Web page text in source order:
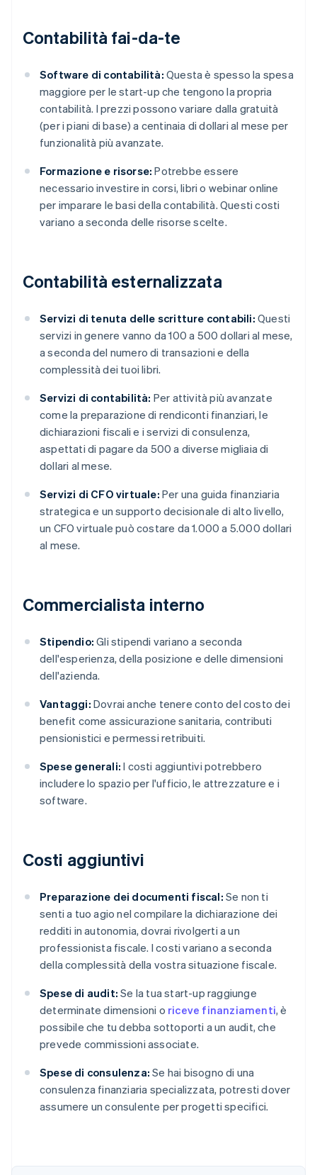
Contabilità fai-da-te
Software di contabilità: Questa è spesso la spesa
maggiore per le start-up che tengono la propria
contabilità. I prezzi possono variare dalla gratuità
(per i piani di base) a centinaia di dollari al mese per
funzionalità più avanzate.
Formazione e risorse: Potrebbe essere
necessario investire in corsi, libri o webinar online
per imparare le basi della contabilità. Questi costi
variano a seconda delle risorse scelte.
Contabilità esternalizzata
Servizi di tenuta delle scritture contabili: Questi
servizi in genere vanno da 100 a 500 dollari al mese,
a seconda del numero di transazioni e della
complessità dei tuoi libri.
Servizi di contabilità: Per attività più avanzate
come la preparazione di rendiconti finanziari, le
dichiarazioni fiscali e i servizi di consulenza,
aspettati di pagare da 500 a diverse migliaia di
dollari al mese.
Servizi di CFO virtuale: Per una guida finanziaria
strategica e un supporto decisionale di alto livello,
un CFO virtuale può costare da 1.000 a 5.000 dollari
al mese.
Commercialista interno
Stipendio: Gli stipendi variano a seconda
dell'esperienza, della posizione e delle dimensioni
dell'azienda.
Vantaggi: Dovrai anche tenere conto del costo dei
benefit come assicurazione sanitaria, contributi
pensionistici e permessi retribuiti.
Spese generali: I costi aggiuntivi potrebbero
includere lo spazio per l'ufficio, le attrezzature e i
software.
Costi aggiuntivi
Preparazione dei documenti fiscal: Se non ti
senti a tuo agio nel compilare la dichiarazione dei
redditi in autonomia, dovrai rivolgerti a un
professionista fiscale. I costi variano a seconda
della complessità della vostra situazione fiscale.
Spese di audit: Se la tua start-up raggiunge
determinate dimensioni o riceve finanziamenti, è
possibile che tu debba sottoporti a un audit, che
prevede commissioni associate.
Spese di consulenza: Se hai bisogno di una
consulenza finanziaria specializzata, potresti dover
assumere un consulente per progetti specifici.